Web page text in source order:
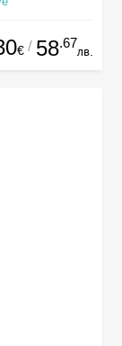
€ / 58.67
лв.